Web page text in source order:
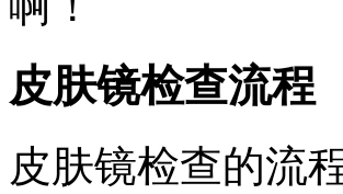
皮肤镜检查流程
皮肤镜检查的流